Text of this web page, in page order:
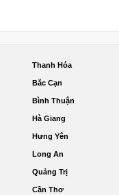
Thanh Hóa
Bắc Cạn
Bình Thuận
Hà Giang
Hưng Yên
Long An
Quảng Trị
Cần Thơ